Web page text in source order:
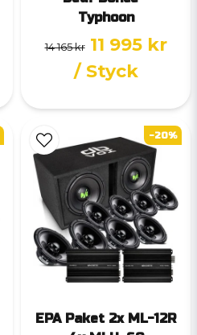
Typhoon
14 165 kr 11 995 kr
/ Styck
EPA Paket 2x ML-12R
-20%